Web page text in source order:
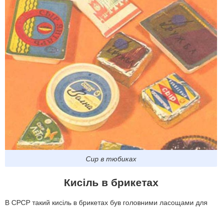
Сир в тюбиках
Кисіль в брикетах
В СРСР такий кисіль в брикетах був головними ласощами для